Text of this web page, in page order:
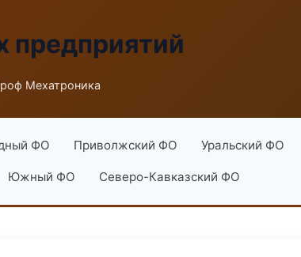
предприятий
Мехатроника
ФО Приволжский ФО Уральский ФО
Южный ФО Северо-Кавказский ФО